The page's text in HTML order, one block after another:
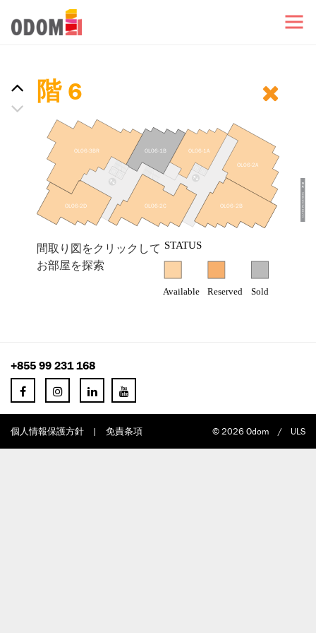
階 6
OL06-2D
OL06-1B
OL06-2C
OL06-1A
OL06-3BR
OL06-2A
OL06-2B
間取り図をクリックして
お部屋を探索
+855 99 231 168
個人情報保護方針 | 免責条項 © 2026 Odom / ULS